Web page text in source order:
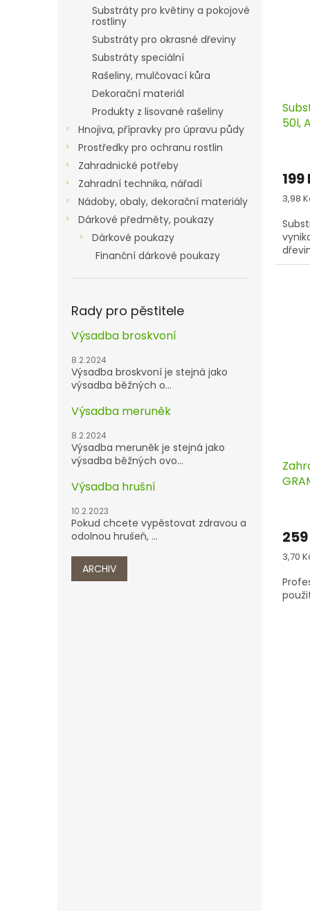
Substráty pro květiny a pokojové
rostliny
Substráty pro okrasné dřeviny
Substráty speciální
Rašeliny, mulčovací kůra
Dekorační materiál
Produkty z lisované rašeliny
Hnojiva, přípravky pro úpravu půdy
Prostředky pro ochranu rostlin
Zahradnické potřeby
Zahradní technika, nářadí
Nádoby, obaly, dekorační materiály
Dárkové předměty, poukazy
Dárkové poukazy
Finanční dárkové poukazy
Rady pro pěstitele
Výsadba broskvoní
8.2.2024
Výsadba broskvoní je stejná jako
výsadba běžných o...
Výsadba meruněk
8.2.2024
Výsadba meruněk je stejná jako
výsadba běžných ovo...
Výsadba hrušní
10.2.2023
Pokud chcete vypěstovat zdravou a
odolnou hrušeň, ...
ARCHIV
50l,
199
Měrná
3,98
Měrná
3,70